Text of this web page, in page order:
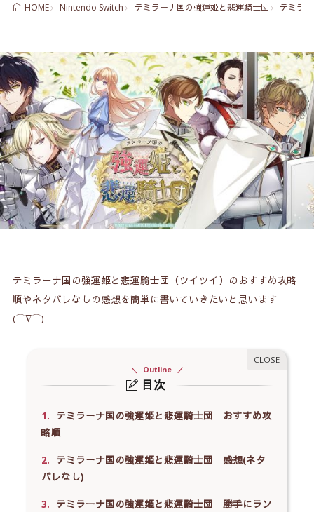
HOME Nintendo Switch テミラーナ国の強運姫と悲運騎士団 テミラ
テミラーナ国の強運姫と悲運騎士団（ツイツイ）のおすすめ攻略
順やネタバレなしの感想を簡単に書いていきたいと思います
(⌒∇⌒)
目次
Outline
1.
テミラーナ国の強運姫と悲運騎士団 おすすめ攻
略順
2.
テミラーナ国の強運姫と悲運騎士団 感想(ネタ
バレなし)
3.
テミラーナ国の強運姫と悲運騎士団 勝手にラン